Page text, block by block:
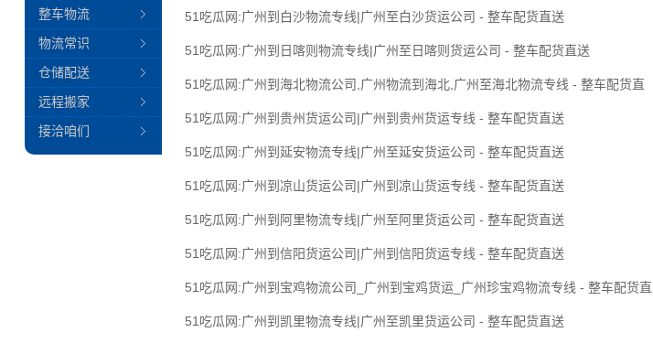
51吃瓜网:广州到白沙物流专线|广州至白沙货运公司 - 整车配货直送
51吃瓜网:广州到日喀则物流专线|广州至日喀则货运公司 - 整车配货直送
51吃瓜网:广州到海北物流公司,广州物流到海北,广州至海北物流专线 - 整车配货直
51吃瓜网:广州到贵州货运公司|广州到贵州货运专线 - 整车配货直送
51吃瓜网:广州到延安物流专线|广州至延安货运公司 - 整车配货直送
51吃瓜网:广州到凉山货运公司|广州到凉山货运专线 - 整车配货直送
51吃瓜网:广州到阿里物流专线|广州至阿里货运公司 - 整车配货直送
51吃瓜网:广州到信阳货运公司|广州到信阳货运专线 - 整车配货直送
51吃瓜网:广州到宝鸡物流公司_广州到宝鸡货运_广州珍宝鸡物流专线 - 整车配货直
51吃瓜网:广州到凯里物流专线|广州至凯里货运公司 - 整车配货直送
整车物流
物流常识
仓储配送
远程搬家
接洽咱们